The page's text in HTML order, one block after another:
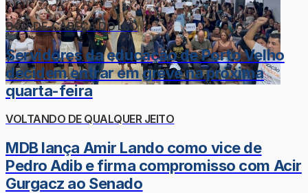
DOR-DE-CABEÇA DO LÉO
Servidores da educação de Porto Velho
decidem entrar em greve na próxima
quarta-feira
VOLTANDO DE QUALQUER JEITO
MDB lança Amir Lando como vice de
Pedro Adib e firma compromisso com Acir
Gurgacz ao Senado